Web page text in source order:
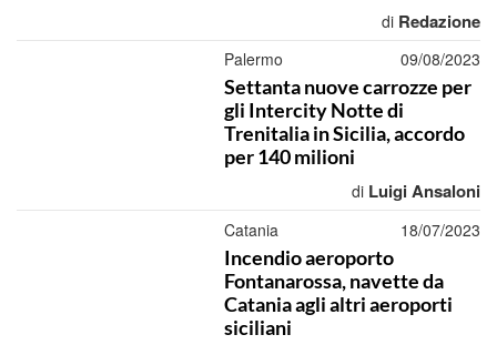
di Redazione
Palermo 09/08/2023
Settanta nuove carrozze per
gli Intercity Notte di
Trenitalia in Sicilia, accordo
per 140 milioni
di Luigi Ansaloni
Catania 18/07/2023
Incendio aeroporto
Fontanarossa, navette da
Catania agli altri aeroporti
siciliani